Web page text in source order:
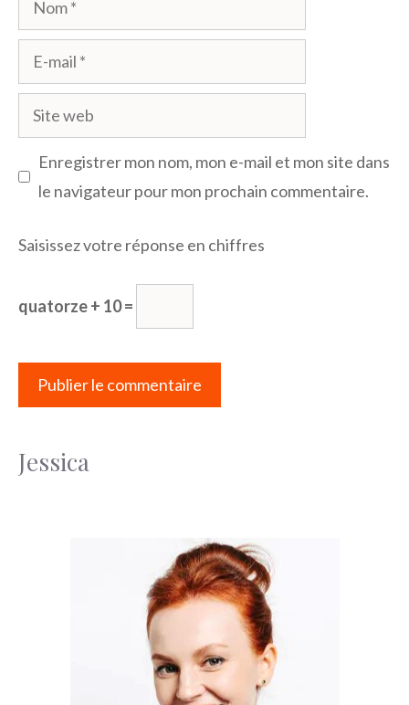
mail
Site
web
Enregistrer mon nom, mon e-mail et mon site dans
le navigateur pour mon prochain commentaire.
Saisissez votre réponse en chiffres
quatorze + 10 =
Jessica